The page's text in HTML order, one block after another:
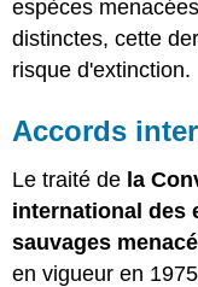
espèces
distinctes, cette
risque d'extinction.
Accords
Le traité de la
international des
sauvages
en vigueur en